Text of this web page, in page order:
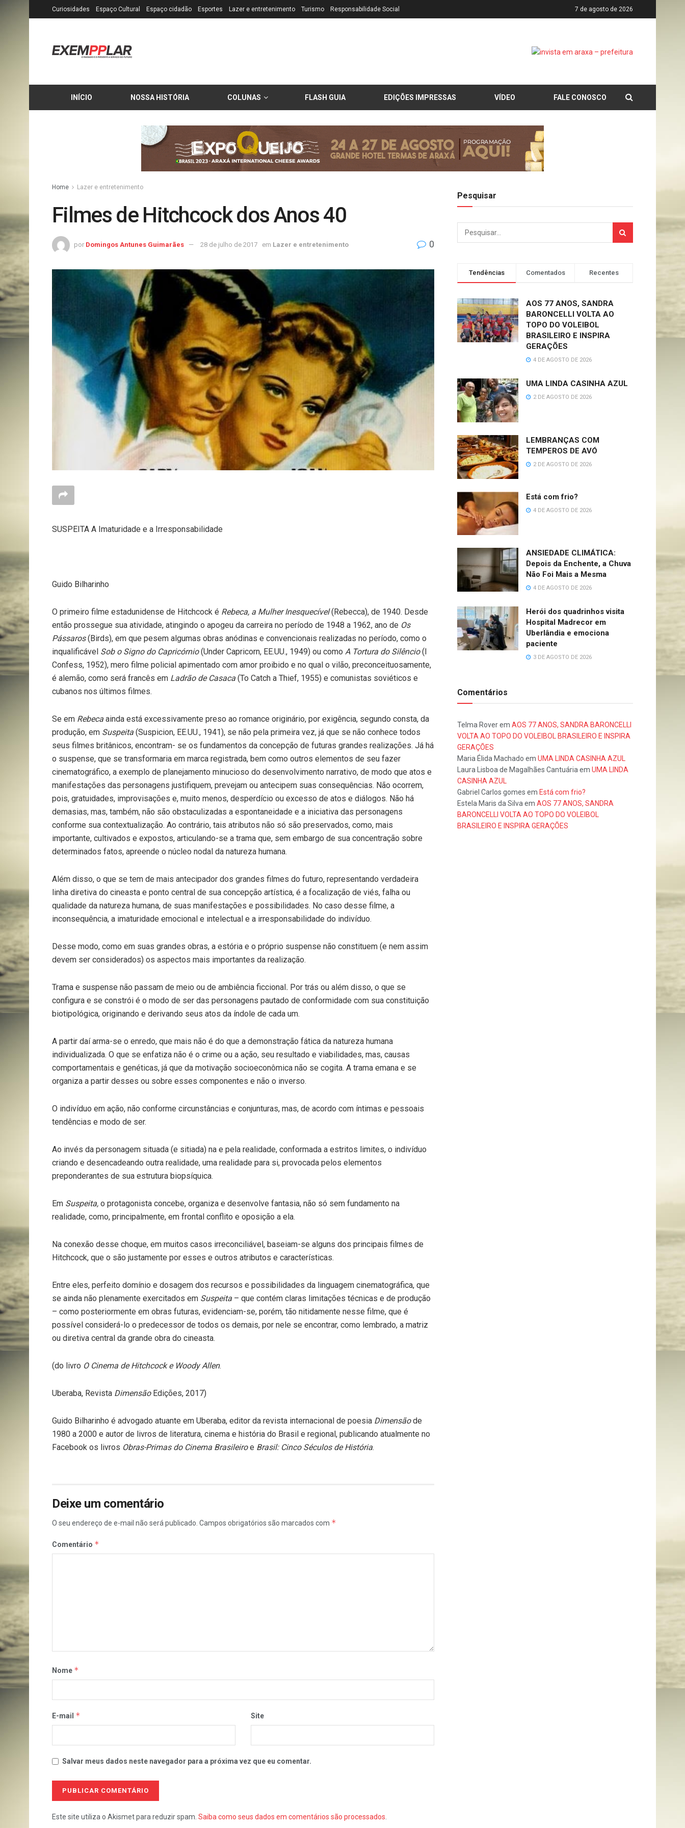
Curiosidades Espaço Cultural Espaço cidadão Esportes Lazer e entretenimento Turismo Responsabilidade Social 7 de agosto de 2026
INÍCIO NOSSA HISTÓRIA COLUNAS FLASH GUIA EDIÇÕES IMPRESSAS VÍDEO FALE CONOSCO
Home Lazer e entretenimento
Filmes de Hitchcock dos Anos 40
por Domingos Antunes Guimarães 28 de julho de 2017 em Lazer e entretenimento 0
SUSPEITA A Imaturidade e a Irresponsabilidade
Guido Bilharinho
O primeiro filme estadunidense de Hitchcock é Rebeca, a Mulher Inesquecível(Rebecca), de 1940. Desde
então prossegue sua atividade, atingindo o apogeu da carreira no período de 1948 a 1962, ano de Os
Pássaros(Birds), em que pesem algumas obras anódinas e convencionais realizadas no período, como o
inqualificável Sob o Signo do Capricórnio(Under Capricorn, EE.UU., 1949) ou como A Tortura do Silêncio(I
Confess, 1952), mero filme policial apimentado com amor proibido e no qual o vilão, preconceituosamente,
é alemão, como será francês em Ladrão de Casaca (To Catch a Thief, 1955) e comunistas soviéticos e
cubanos nos últimos filmes.
Se em Rebeca ainda está excessivamente preso ao romance originário, por exigência, segundo consta, da
produção, em Suspeita (Suspicion, EE.UU., 1941), se não pela primeira vez, já que se não conhece todos
seus filmes britânicos, encontram- se os fundamentos da concepção de futuras grandes realizações. Já há
o suspense, que se transformaria em marca registrada, bem como outros elementos de seu fazer
cinematográfico, a exemplo de planejamento minucioso do desenvolvimento narrativo, de modo que atos e
manifestações das personagens justifiquem, prevejam ou antecipem suas consequências. Não ocorrem,
pois, gratuidades, improvisações e, muito menos, desperdício ou excesso de atos e diálogos. Não há
demasias, mas, também, não são obstaculizadas a espontaneidade e a iniciativa das personagens
conforme sua contextualização. Ao contrário, tais atributos não só são preservados, como, mais
importante, cultivados e expostos, articulando-se a trama que, sem embargo de sua concentração sobre
determinados fatos, apreende o núcleo nodal da natureza humana.
Além disso, o que se tem de mais antecipador dos grandes filmes do futuro, representando verdadeira
linha diretiva do cineasta e ponto central de sua concepção artística, é a focalização de viés, falha ou
qualidade da natureza humana, de suas manifestações e possibilidades. No caso desse filme, a
inconsequência, a imaturidade emocional e intelectual e a irresponsabilidade do indivíduo.
Desse modo, como em suas grandes obras, a estória e o próprio suspense não constituem (e nem assim
devem ser considerados) os aspectos mais importantes da realização.
Trama e suspense não passam de meio ou de ambiência ficcional. Por trás ou além disso, o que se
configura e se constrói é o modo de ser das personagens pautado de conformidade com sua constituição
biotipológica, originando e derivando seus atos da índole de cada um.
A partir daí arma-se o enredo, que mais não é do que a demonstração fática da natureza humana
individualizada. O que se enfatiza não é o crime ou a ação, seu resultado e viabilidades, mas, causas
comportamentais e genéticas, já que da motivação socioeconômica não se cogita. A trama emana e se
organiza a partir desses ou sobre esses componentes e não o inverso.
O indivíduo em ação, não conforme circunstâncias e conjunturas, mas, de acordo com íntimas e pessoais
tendências e modo de ser.
Ao invés da personagem situada (e sitiada) na e pela realidade, conformada a estritos limites, o indivíduo
criando e desencadeando outra realidade, uma realidade para si, provocada pelos elementos
preponderantes de sua estrutura biopsíquica.
Em Suspeita, o protagonista concebe, organiza e desenvolve fantasia, não só sem fundamento na
realidade, como, principalmente, em frontal conflito e oposição a ela.
Na conexão desse choque, em muitos casos irreconciliável, baseiam-se alguns dos principais filmes de
Hitchcock, que o são justamente por esses e outros atributos e características.
Entre eles, perfeito domínio e dosagem dos recursos e possibilidades da linguagem cinematográfica, que
se ainda não plenamente exercitados em Suspeita – que contém claras limitações técnicas e de produção
– como posteriormente em obras futuras, evidenciam-se, porém, tão nitidamente nesse filme, que é
possível considerá-lo o predecessor de todos os demais, por nele se encontrar, como lembrado, a matriz
ou diretiva central da grande obra do cineasta.
(do livro O Cinema de Hitchcock e Woody Allen.
Uberaba, Revista Dimensão Edições, 2017)
Guido Bilharinho é advogado atuante em Uberaba, editor da revista internacional de poesia Dimensãode
1980 a 2000 e autor de livros de literatura, cinema e história do Brasil e regional, publicando atualmente no
Facebook os livros Obras-Primas do Cinema Brasileiroe Brasil: Cinco Séculos de História.
Deixe um comentário
O seu endereço de e-mail não será publicado. Campos obrigatórios são marcados com *
Comentário *
Nome *
E-mail * Site
Salvar meus dados neste navegador para a próxima vez que eu comentar.
Este site utiliza o Akismet para reduzir spam. Saiba como seus dados em comentários são processados
Pesquisar
Tendências Comentados Recentes
AOS 77 ANOS, SANDRA
BARONCELLI VOLTA AO
TOPO DO VOLEIBOL
BRASILEIRO E INSPIRA
GERAÇÕES
4 DE AGOSTO DE 2026
UMA LINDA CASINHA AZUL
2 DE AGOSTO DE 2026
LEMBRANÇAS COM
TEMPEROS DE AVÓ
2 DE AGOSTO DE 2026
Está com frio?
4 DE AGOSTO DE 2026
ANSIEDADE CLIMÁTICA:
Depois da Enchente, a Chuva
Não Foi Mais a Mesma
4 DE AGOSTO DE 2026
Herói dos quadrinhos visita
Hospital Madrecor em
Uberlândia e emociona
paciente
3 DE AGOSTO DE 2026
Comentários
Telma Roverem AOS 77 ANOS, SANDRA BARONCELLI
VOLTA AO TOPO DO VOLEIBOL BRASILEIRO E INSPIRA
GERAÇÕES
Maria Élida Machado em UMA LINDA CASINHA AZUL
Laura Lisboa de Magalhães Cantuáriaem UMA LINDA
CASINHA AZUL
Gabriel Carlos gomes em Está com frio?
Estela Maris da Silvaem AOS 77 ANOS, SANDRA
BARONCELLI VOLTA AO TOPO DO VOLEIBOL
BRASILEIRO E INSPIRA GERAÇÕES